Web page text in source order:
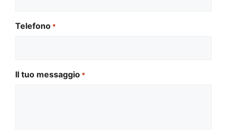
Telefono *
Il tuo messaggio *